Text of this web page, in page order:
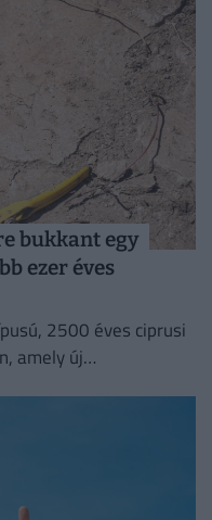
bukkant egy
ezer éves
2500 éves ciprusi
amely új